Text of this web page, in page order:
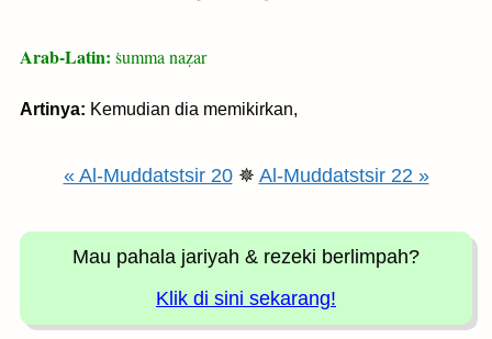
Arab-Latin: ṡumma naẓar
Artinya: Kemudian dia memikirkan,
« Al-Muddatstsir 20✵ Al-Muddatstsir 22 »
Mau pahala jariyah & rezeki berlimpah?
Klik di sini sekarang!